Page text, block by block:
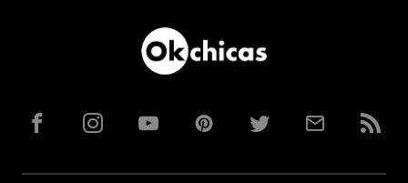
FacebookInstagramYouTubePinterestTwitterCorreoRSS